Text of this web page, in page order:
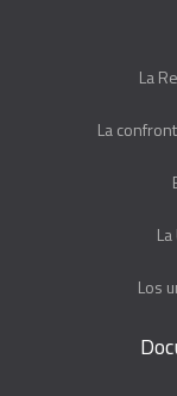
La
La
Los